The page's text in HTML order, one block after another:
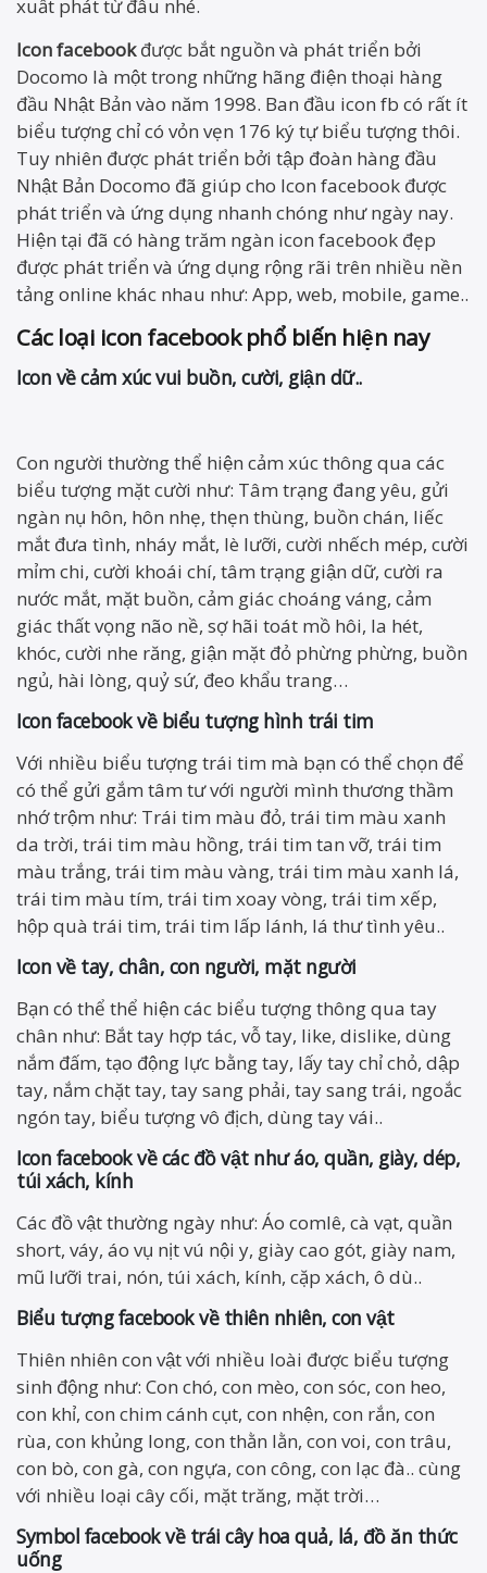
xuất phát từ đâu nhé.
Icon facebookđược bắt nguồn và phát triển bởi
Docomo là một trong những hãng điện thoại hàng
đầu Nhật Bản vào năm 1998. Ban đầu icon fb có rất ít
biểu tượng chỉ có vỏn vẹn 176 ký tự biểu tượng thôi.
Tuy nhiên được phát triển bởi tập đoàn hàng đầu
Nhật Bản Docomo đã giúp cho Icon facebook được
phát triển và ứng dụng nhanh chóng như ngày nay.
Hiện tại đã có hàng trăm ngàn icon facebook đẹp
được phát triển và ứng dụng rộng rãi trên nhiều nền
tảng online khác nhau như: App, web, mobile, game..
Các loại icon facebook phổ biến hiện nay
Icon về cảm xúc vui buồn, cười, giận dữ..
Con người thường thể hiện cảm xúc thông qua các
biểu tượng mặt cười như: Tâm trạng đang yêu, gửi
ngàn nụ hôn, hôn nhẹ, thẹn thùng, buồn chán, liếc
mắt đưa tình, nháy mắt, lè lưỡi, cười nhếch mép, cười
mỉm chi, cười khoái chí, tâm trạng giận dữ, cười ra
nước mắt, mặt buồn, cảm giác choáng váng, cảm
giác thất vọng não nề, sợ hãi toát mồ hôi, la hét,
khóc, cười nhe răng, giận mặt đỏ phừng phừng, buồn
ngủ, hài lòng, quỷ sứ, đeo khẩu trang…
Icon facebook về biểu tượng hình trái tim
Với nhiều biểu tượng trái tim mà bạn có thể chọn để
có thể gửi gắm tâm tư với người mình thương thầm
nhớ trộm như: Trái tim màu đỏ, trái tim màu xanh
da trời, trái tim màu hồng, trái tim tan vỡ, trái tim
màu trắng, trái tim màu vàng, trái tim màu xanh lá,
trái tim màu tím, trái tim xoay vòng, trái tim xếp,
hộp quà trái tim, trái tim lấp lánh, lá thư tình yêu..
Icon về tay, chân, con người, mặt người
Bạn có thể thể hiện các biểu tượng thông qua tay
chân như: Bắt tay hợp tác, vỗ tay, like, dislike, dùng
nắm đấm, tạo động lực bằng tay, lấy tay chỉ chỏ, dập
tay, nắm chặt tay, tay sang phải, tay sang trái, ngoắc
ngón tay, biểu tượng vô địch, dùng tay vái..
Icon facebook về các đồ vật như áo, quần, giày, dép,
túi xách, kính
Các đồ vật thường ngày như: Áo comlê, cà vạt, quần
short, váy, áo vụ nịt vú nội y, giày cao gót, giày nam,
mũ lưỡi trai, nón, túi xách, kính, cặp xách, ô dù..
Biểu tượng facebook về thiên nhiên, con vật
Thiên nhiên con vật với nhiều loài được biểu tượng
sinh động như: Con chó, con mèo, con sóc, con heo,
con khỉ, con chim cánh cụt, con nhện, con rắn, con
rùa, con khủng long, con thằn lằn, con voi, con trâu,
con bò, con gà, con ngựa, con công, con lạc đà.. cùng
với nhiều loại cây cối, mặt trăng, mặt trời…
Symbol facebook về trái cây hoa quả, lá, đồ ăn thức
uống